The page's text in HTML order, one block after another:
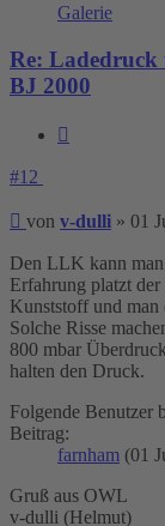
Galerie
Re: Ladedruck
BJ 2000
#12
Beitrag
von v-dulli » 01
Den LLK kann
Erfahrung platzt
Kunststoff und man
Solche Risse
800 mbar
halten den Druck.
Folgende Benutzer
Beitrag:
farnham (01
Gruß aus OWL
v-dulli (Helmut)